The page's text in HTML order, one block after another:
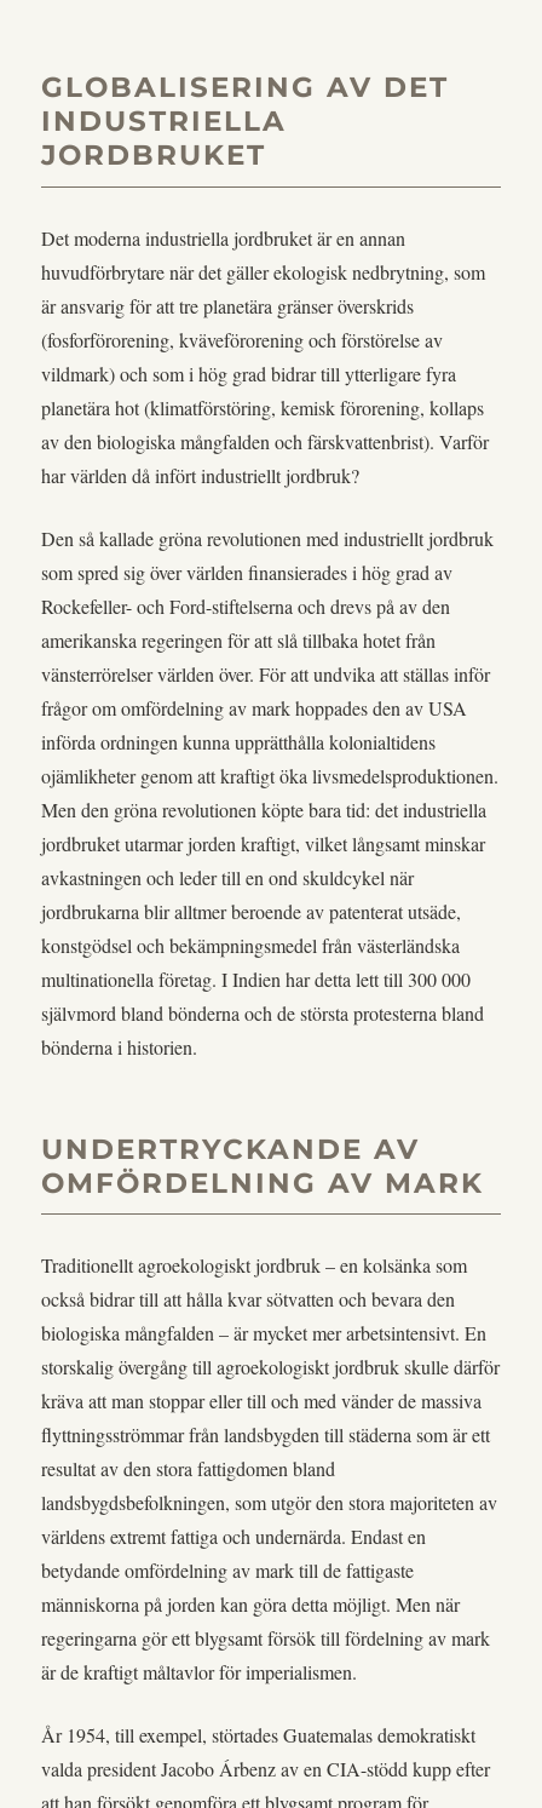
GLOBALISERING AV DET
INDUSTRIELLA
JORDBRUKET
Det moderna industriella jordbruket är en annan
huvudförbrytare när det gäller ekologisk nedbrytning, som
är ansvarig för att tre planetära gränser överskrids
(fosforförorening, kväveförorening och förstörelse av
vildmark) och som i hög grad bidrar till ytterligare fyra
planetära hot (klimatförstöring, kemisk förorening, kollaps
av den biologiska mångfalden och färskvattenbrist). Varför
har världen då infört industriellt jordbruk?
Den så kallade gröna revolutionen med industriellt jordbruk
som spred sig över världen finansierades i hög grad av
Rockefeller- och Ford-stiftelserna och drevs på av den
amerikanska regeringen för att slå tillbaka hotet från
vänsterrörelser världen över. För att undvika att ställas inför
frågor om omfördelning av mark hoppades den av USA
införda ordningen kunna upprätthålla kolonialtidens
ojämlikheter genom att kraftigt öka livsmedelsproduktionen.
Men den gröna revolutionen köpte bara tid: det industriella
jordbruket utarmar jorden kraftigt, vilket långsamt minskar
avkastningen och leder till en ond skuldcykel när
jordbrukarna blir alltmer beroende av patenterat utsäde,
konstgödsel och bekämpningsmedel från västerländska
multinationella företag. I Indien har detta lett till 300 000
självmord bland bönderna och de största protesterna bland
bönderna i historien.
UNDERTRYCKANDE AV
OMFÖRDELNING AV MARK
Traditionellt agroekologiskt jordbruk – en kolsänka som
också bidrar till att hålla kvar sötvatten och bevara den
biologiska mångfalden – är mycket mer arbetsintensivt. En
storskalig övergång till agroekologiskt jordbruk skulle därför
kräva att man stoppar eller till och med vänder de massiva
flyttningsströmmar från landsbygden till städerna som är ett
resultat av den stora fattigdomen bland
landsbygdsbefolkningen, som utgör den stora majoriteten av
världens extremt fattiga och undernärda. Endast en
betydande omfördelning av mark till de fattigaste
människorna på jorden kan göra detta möjligt. Men när
regeringarna gör ett blygsamt försök till fördelning av mark
är de kraftigt måltavlor för imperialismen.
År 1954, till exempel, störtades Guatemalas demokratiskt
valda president Jacobo Árbenz av en CIA-stödd kupp efter